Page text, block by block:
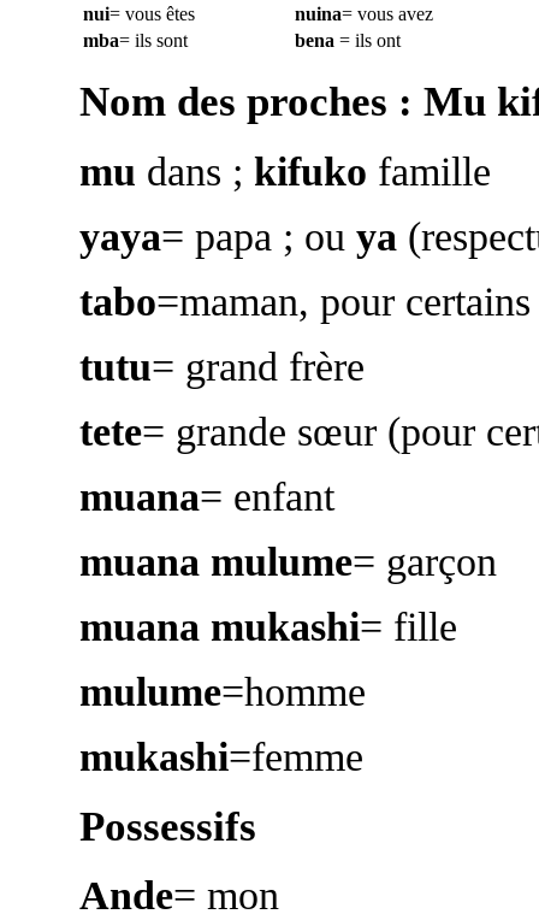
nui= vous êtes nuina= vous avez
mba= ils sont bena= ils ont
Nom des proches : Mu
mu dans ; kifuko famille
yaya= papa ; ou ya
tabo=maman, pour
tutu= grand frère
tete= grande sœur (pour
muana= enfant
muana mulume= garçon
muana mukashi= fille
mulume=homme
mukashi=femme
Possessifs
Ande= mon